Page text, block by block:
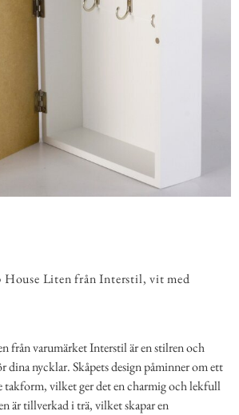
House Liten från Interstil, vit med
från varumärket Interstil är en stilren och
nycklar. Skåpets design påminner om ett
takform, vilket ger det en charmig och lekfull
är tillverkad i trä, vilket skapar en